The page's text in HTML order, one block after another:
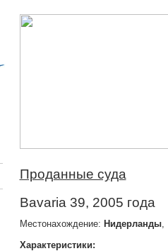
Проданные суда
Bavaria 39, 2005 года
Местонахождение: Нидерланды,
Характеристики: